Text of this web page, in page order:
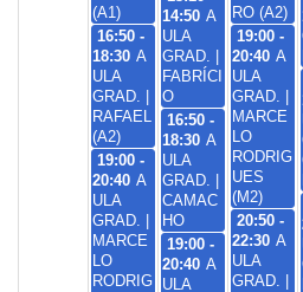
(A1)
16:50 -
18:30 A
ULA
GRAD. |
RAFAEL
(A2)
19:00 -
20:40 A
ULA
GRAD. |
MARCE
LO
RODRIG
19:00 -
20:40 A
ULA
20:50 -
22:30 A
ULA
GRAD. |
19:00 -
20:40 A
ULA
GRAD. |
MARCE
LO
RODRIG
UES
(M2)
14:50 A
ULA
GRAD. |
FABRÍCI
O
16:50 -
18:30 A
ULA
GRAD. |
CAMAC
HO
RO (A2)